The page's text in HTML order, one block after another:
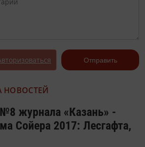
Отправить
НОВОСТЕЙ
журнала «Казань» -
Сойера 2017: Лесгафта,